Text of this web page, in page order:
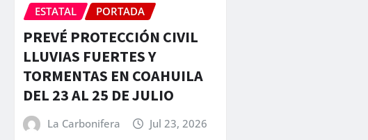
ESTATAL PORTADA
PREVÉ PROTECCIÓN CIVIL
LLUVIAS FUERTES Y
TORMENTAS EN COAHUILA
DEL 23 AL 25 DE JULIO
La Carbonifera Jul 23, 2026